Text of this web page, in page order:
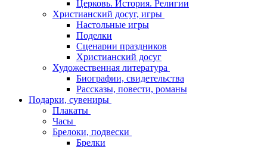
Церковь. История. Религии
Христианский досуг, игры
Настольные игры
Поделки
Сценарии праздников
Христианский досуг
Художественная литература
Биографии, свидетельства
Рассказы, повести, романы
Подарки, сувениры
Плакаты
Часы
Брелоки, подвески
Брелки